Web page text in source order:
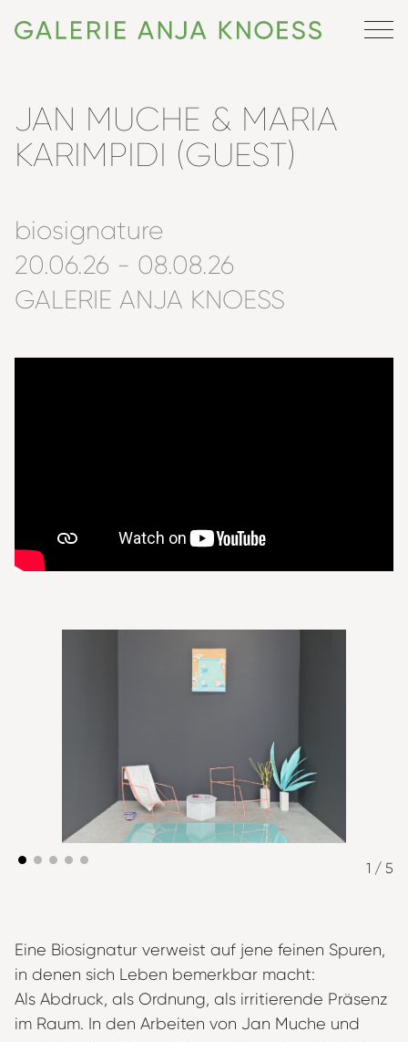
JAN MUCHE & MARIA
KARIMPIDI (GUEST)
biosignature
20.06.26 - 08.08.26
GALERIE ANJA KNOESS
1 / 5
Eine Biosignatur verweist auf jene feinen Spuren,
in denen sich Leben bemerkbar macht:
Als Abdruck, als Ordnung, als irritierende Präsenz
im Raum. In den Arbeiten von Jan Muche und